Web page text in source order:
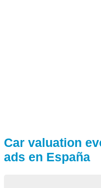
Car valuation
ads en España